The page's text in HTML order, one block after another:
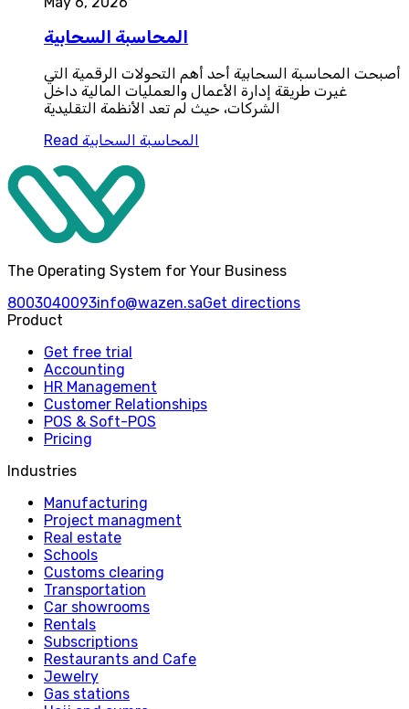
المحاسبة السحابية
أصبحت المحاسبة السحابية أحد أهم التحولات الرقمية التي
غيرت طريقة إدارة الأعمال والعمليات المالية داخل
الشركات، حيث لم تعد الأنظمة التقليدية
Read المحاسبة السحابية
The Operating System for Your Business
8003040093info@wazen.saGet directions
Product
Get free trial
Accounting
HR Management
Customer Relationships
POS & Soft-POS
Pricing
Industries
Manufacturing
Project managment
Real estate
Schools
Customs clearing
Transportation
Car showrooms
Rentals
Subscriptions
Restaurants and Cafe
Jewelry
Gas stations